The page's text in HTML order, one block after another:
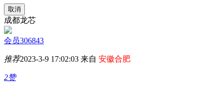
取消
成都龙芯
会员306843
推荐2023-3-9 17:02:03 来自 安徽合肥
2赞